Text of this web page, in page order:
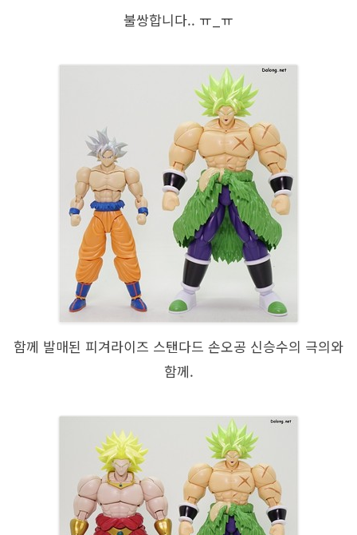
불쌍합니다.. ㅠ_ㅠ
함께 발매된 피겨라이즈 스탠다드 손오공 신승수의 극의와
함께.